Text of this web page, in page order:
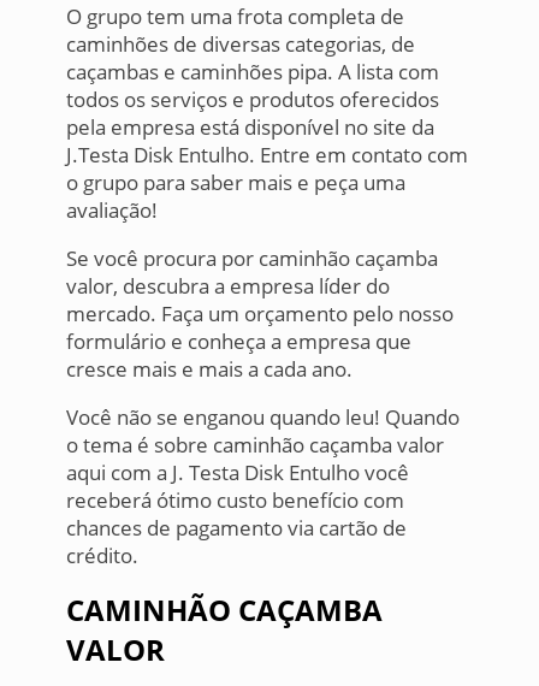
O grupo tem uma frota completa de
caminhões de diversas categorias, de
caçambas e caminhões pipa. A lista com
todos os serviços e produtos oferecidos
pela empresa está disponível no site da
J.Testa Disk Entulho. Entre em contato com
o grupo para saber mais e peça uma
avaliação!
Se você procura por caminhão caçamba
valor, descubra a empresa líder do
mercado. Faça um orçamento pelo nosso
formulário e conheça a empresa que
cresce mais e mais a cada ano.
Você não se enganou quando leu! Quando
o tema é sobre caminhão caçamba valor
aqui com a J. Testa Disk Entulho você
receberá ótimo custo benefício com
chances de pagamento via cartão de
crédito.
CAMINHÃO CAÇAMBA
VALOR